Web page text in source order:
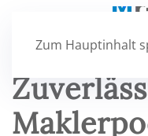
Zum Hauptinhalt